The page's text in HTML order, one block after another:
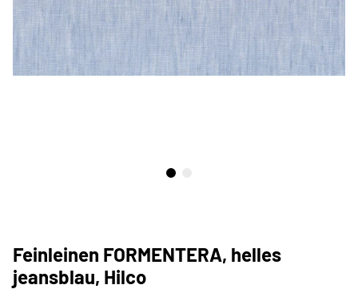
Feinleinen FORMENTERA, helles
jeansblau, Hilco